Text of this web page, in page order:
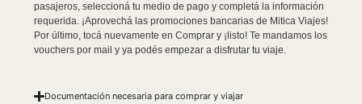
pasajeros, seleccioná tu medio de pago y completá la información
requerida. ¡Aprovechá las promociones bancarias de Mitica Viajes!
Por último, tocá nuevamente en Comprar y ¡listo! Te mandamos los
vouchers por mail y ya podés empezar a disfrutar tu viaje.
Documentación necesaria para comprar y viajar